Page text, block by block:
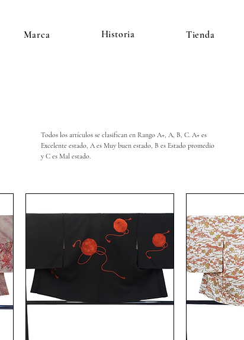
Marca Historia Tienda
Todos los artículos se clasifican en Rango A+, A, B, C. A+ es
Excelente estado, A es Muy buen estado, B es Estado promedio
y C es Mal estado.